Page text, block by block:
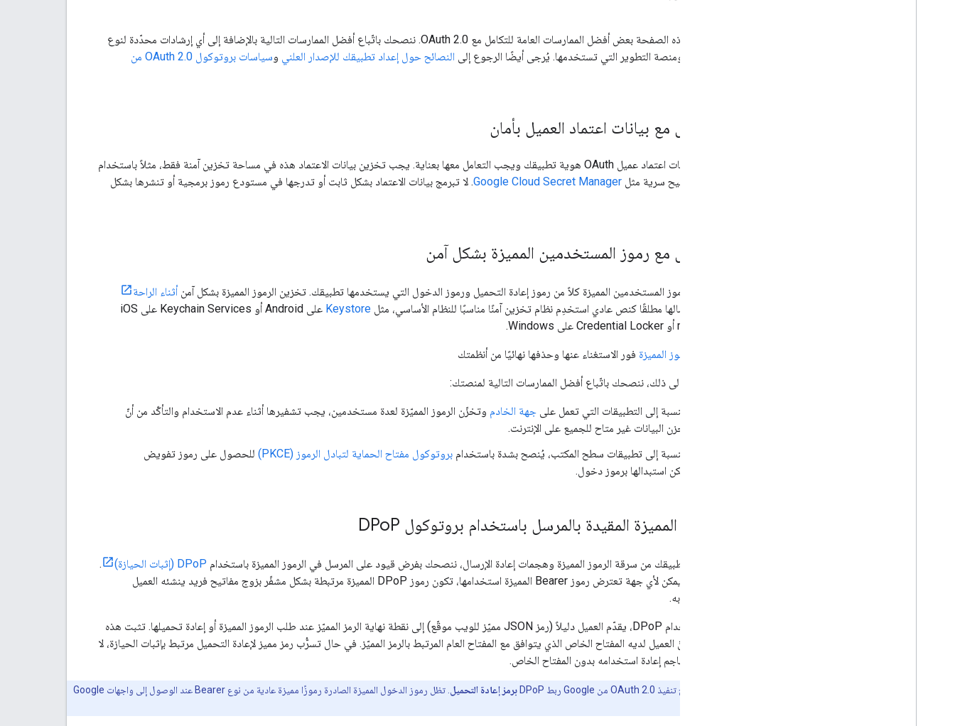
تتناول هذه الصفحة بعض أفضل الممارسات العامة للتكامل مع OAuth 2.0. ننصحك باتّباع أفضل الممارسات التالية بالإضافة إلى أي إرشادات محدّدة لنوع
تطبيقك ومنصة التطوير التي تستخدمها. يُرجى أيضًا الرجوع إلى النصائح حول إعداد تطبيقك للإصدار العلني و
سياسات بروتوكول OAuth 2.0 من
التعامل مع بيانات اعتماد العميل بأمان
تحدّد بيانات اعتماد عميل OAuth هوية تطبيقك ويجب التعامل معها بعناية. يجب تخزين بيانات الاعتماد هذه في مساحة تخزين آمنة فقط، مثلاً باستخدام
مدير مفاتيح سرية مثل Google Cloud Secret Manager. لا تبرمج بيانات الاعتماد بشكل ثابت أو تدرجها في مستودع رموز برمجية أو تنشرها بشكل
التعامل مع رموز المستخدمين المميزة بشكل آمن
تتضمّن رموز المستخدمين المميزة كلاً من رموز إعادة التحميل ورموز الدخول التي يستخدمها تطبيقك. تخزين الرموز المميزة بشكل آمنأثناء الراحة
وعدم إرسالها مطلقًا كنص عادي استخدِم نظام تخزين آمنًا مناسبًا للنظام الأساسي، مثل Keystore
على Android أو Keychain Services على iOS
إبطال الرموز المميزة فور الاستغناء عنها وحذفها نهائيًا من أنظمتك
بالإضافة إلى ذلك، ننصحك باتّباع أفضل الممارسات التالية لمنصتك:
بالنسبة إلى التطبيقات التي تعمل على جهة الخادم وتخزّن الرموز المميّزة لعدة مستخدمين، يجب تشفيرها أثناء عدم الاستخدام والتأكّد من أنّ
مخزن البيانات غير متاح للجميع على الإنترنت.
بالنسبة إلى تطبيقات سطح المكتب، يُنصح بشدة باستخدام بروتوكول مفتاح الحماية لتبادل الرموز (PKCE)
للحصول على رموز تفويض
يمكن استبدالها برموز دخول.
الرموز المميزة المقيدة بالمرسل باستخدام بروتوكول DPo P
لحماية تطبيقك من سرقة الرموز المميزة وهجمات إعادة الإرسال، ننصحك بفرض قيود على المرسل في الرموز المميزة باستخدام DPoP (إثبات الحيازة)
.
في حين يمكن لأي جهة تعترض رموز Bearer المميزة استخدامها، تكون رموز DPoP المميزة مرتبطة بشكل مشفّر بزوج مفاتيح فريد ينشئه العميل
ويحتفظ به.
عند استخدام DPoP، يقدّم العميل دليلاً (رمز JSON مميّز للويب موقّع) إلى نقطة نهاية الرمز المميّز عند طلب الرموز المميزة أو إعادة تحميلها. تثبت هذه
الشهادة أنّ العميل لديه المفتاح الخاص الذي يتوافق مع المفتاح العام المرتبط بالرمز المميّز. في حال تسرُّب رمز مميز لإعادة التحميل مرتبط بإثبات الحيازة، لا
يمكن للمهاجم إعادة استخدامه بدون المفتاح الخاص.
يتيح تنفيذ OAuth 2.0 من Google ربط DPoP برمز إعادة التحميل
. تظل رموز الدخول المميزة الصادرة رموزًا مميزة عادية من نوع Bearer عند الوصول إلى واجهات Google